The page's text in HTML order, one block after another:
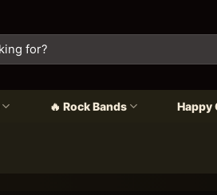
🔥 Rock Bands